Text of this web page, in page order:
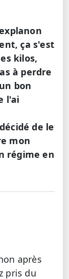
ça s'est
kilos,
à perdre
bon
l'ai
de le
mon
régime en
après
pris du